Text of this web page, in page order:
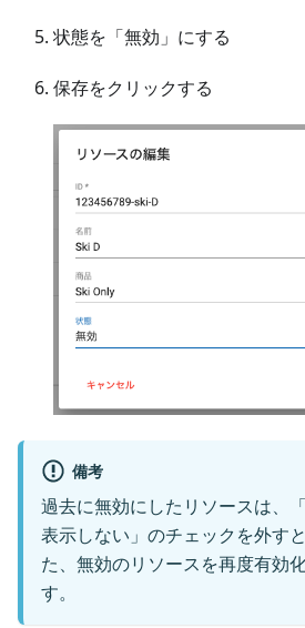
状態を「無効」にする
保存をクリックする
備考
過去に無効にしたリソースは、
表示しない」のチェックを外す
た、無効のリソースを再度有効
す。